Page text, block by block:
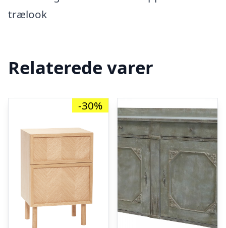
trælook
Relaterede varer
-30%